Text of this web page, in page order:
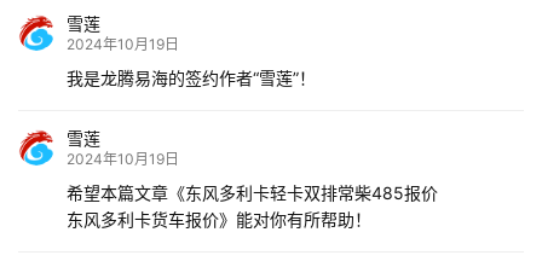
雪莲
2024年10月19日
我是龙腾易海的签约作者“雪莲”！
雪莲
2024年10月19日
希望本篇文章《东风多利卡轻卡双排常柴485报价
东风多利卡货车报价》能对你有所帮助！